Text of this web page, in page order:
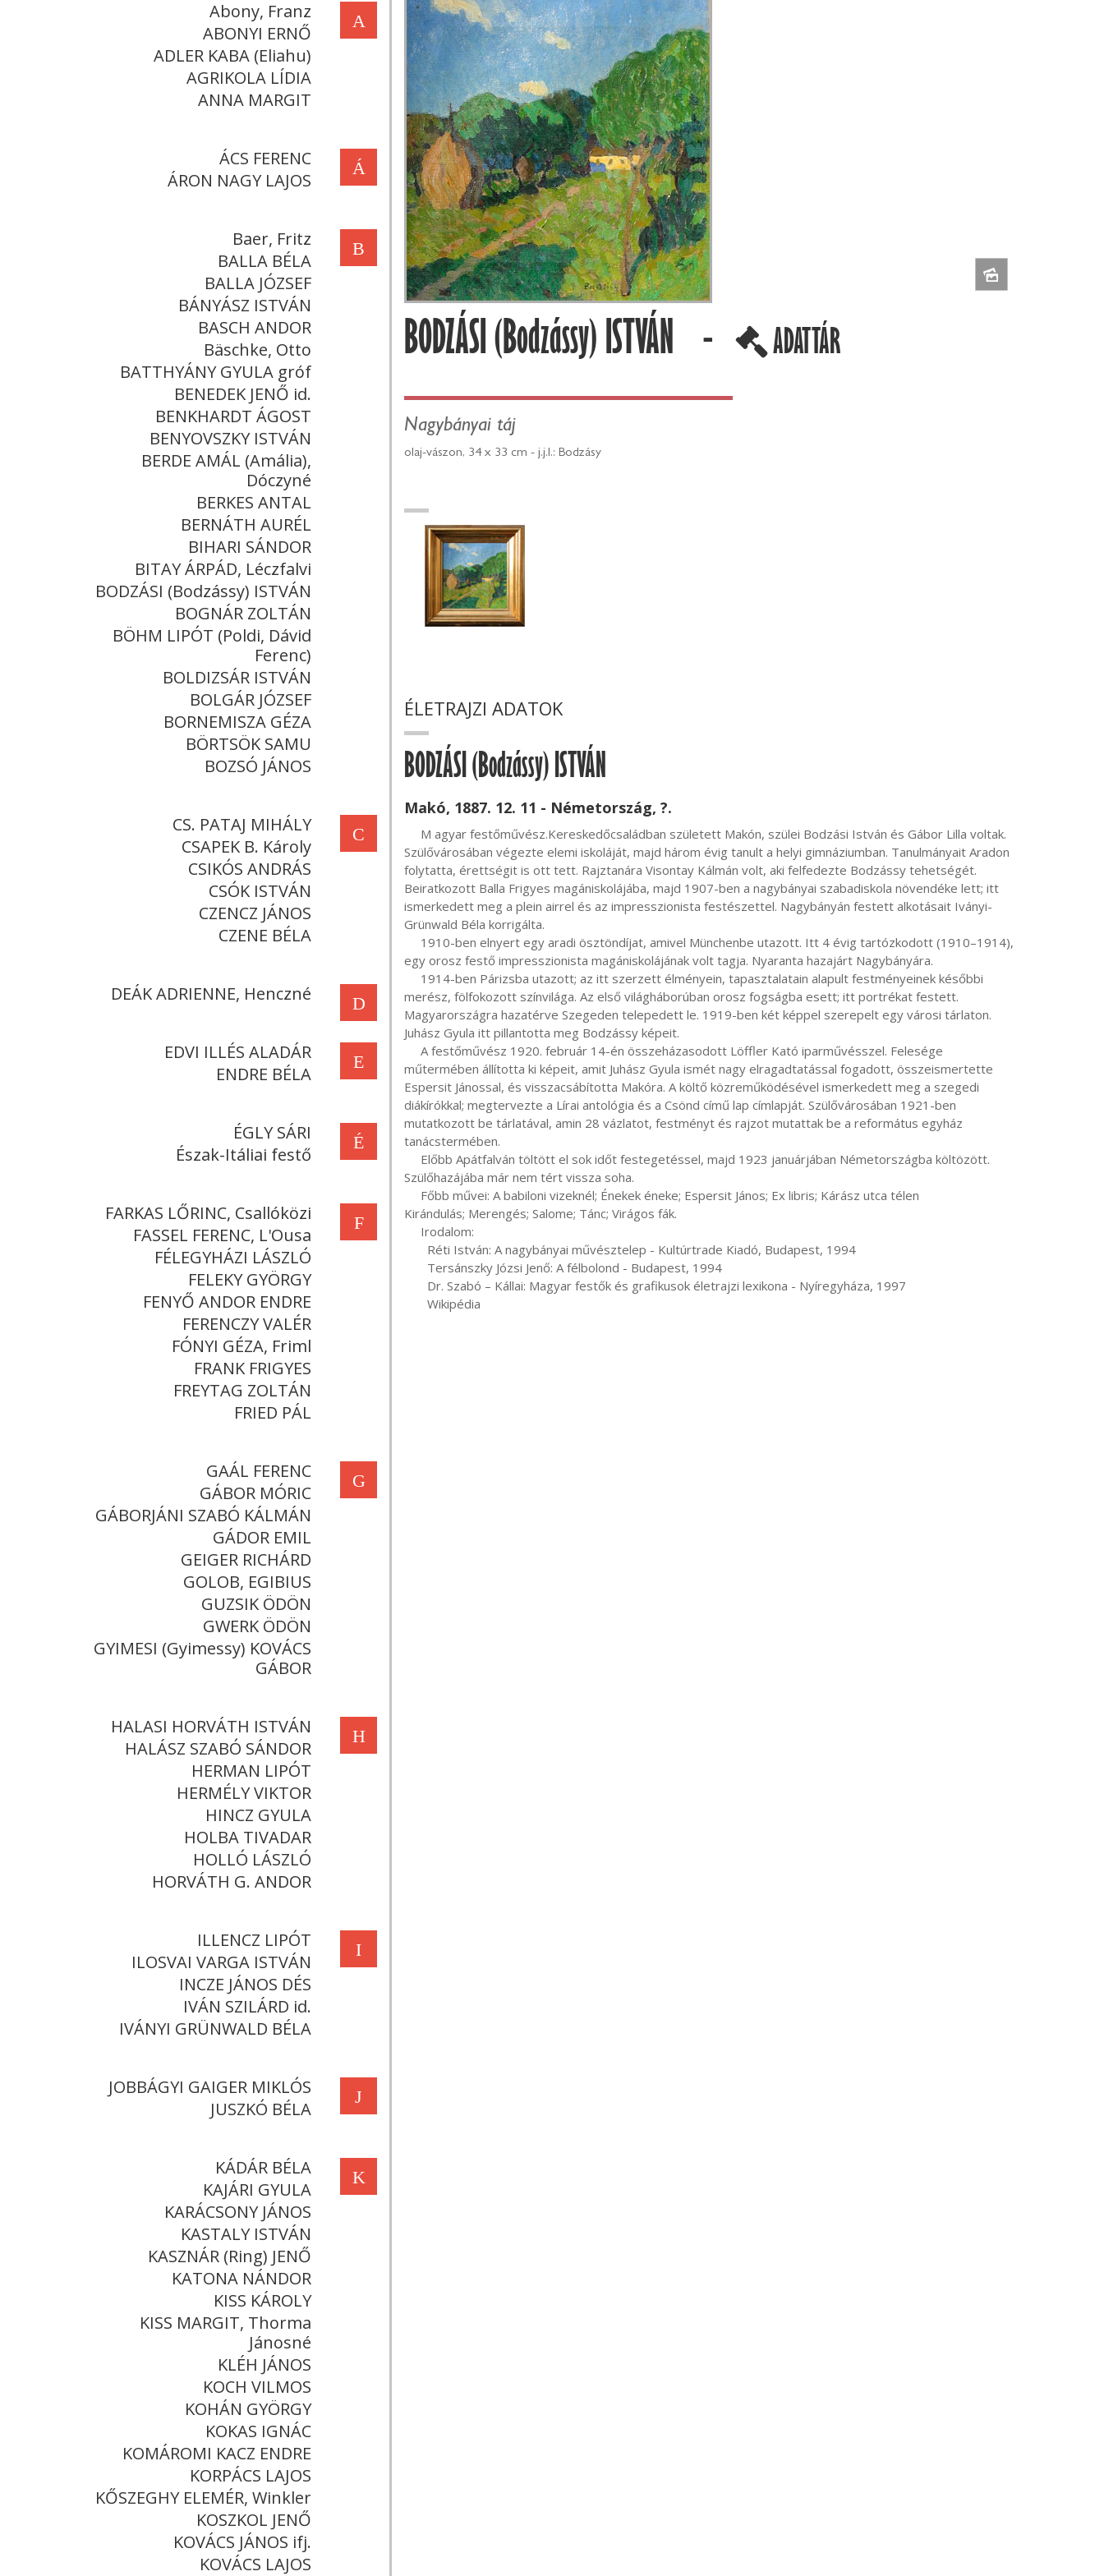
A
Abony, Franz
ABONYI ERNŐ
ADLER KABA (Eliahu)
AGRIKOLA LÍDIA
ANNA MARGIT
Á
ÁCS FERENC
ÁRON NAGY LAJOS
B
Baer, Fritz
BALLA BÉLA
BALLA JÓZSEF
BÁNYÁSZ ISTVÁN
BASCH ANDOR
Bäschke, Otto
BATTHYÁNY GYULA gróf
BENEDEK JENŐ id.
BENKHARDT ÁGOST
BENYOVSZKY ISTVÁN
BERDE AMÁL (Amália),
Dóczyné
BERKES ANTAL
BERNÁTH AURÉL
BIHARI SÁNDOR
BITAY ÁRPÁD, Léczfalvi
BODZÁSI (Bodzássy) ISTVÁN
BOGNÁR ZOLTÁN
BÖHM LIPÓT (Poldi, Dávid
Ferenc)
BOLDIZSÁR ISTVÁN
BOLGÁR JÓZSEF
BORNEMISZA GÉZA
BÖRTSÖK SAMU
BOZSÓ JÁNOS
C
CS. PATAJ MIHÁLY
CSAPEK B. Károly
CSIKÓS ANDRÁS
CSÓK ISTVÁN
CZENCZ JÁNOS
CZENE BÉLA
D
DEÁK ADRIENNE, Henczné
E
EDVI ILLÉS ALADÁR
ENDRE BÉLA
É
ÉGLY SÁRI
Észak-Itáliai festő
F
FARKAS LŐRINC, Csallóközi
FASSEL FERENC, L'Ousa
FÉLEGYHÁZI LÁSZLÓ
FELEKY GYÖRGY
FENYŐ ANDOR ENDRE
FERENCZY VALÉR
FÓNYI GÉZA, Friml
FRANK FRIGYES
FREYTAG ZOLTÁN
FRIED PÁL
G
GAÁL FERENC
GÁBOR MÓRIC
GÁBORJÁNI SZABÓ KÁLMÁN
GÁDOR EMIL
GEIGER RICHÁRD
GOLOB, EGIBIUS
GUZSIK ÖDÖN
GWERK ÖDÖN
GYIMESI (Gyimessy) KOVÁCS
GÁBOR
H
HALASI HORVÁTH ISTVÁN
HALÁSZ SZABÓ SÁNDOR
HERMAN LIPÓT
HERMÉLY VIKTOR
HINCZ GYULA
HOLBA TIVADAR
HOLLÓ LÁSZLÓ
HORVÁTH G. ANDOR
I
ILLENCZ LIPÓT
ILOSVAI VARGA ISTVÁN
INCZE JÁNOS DÉS
IVÁN SZILÁRD id.
IVÁNYI GRÜNWALD BÉLA
J
JOBBÁGYI GAIGER MIKLÓS
JUSZKÓ BÉLA
K
KÁDÁR BÉLA
KAJÁRI GYULA
KARÁCSONY JÁNOS
KASTALY ISTVÁN
KASZNÁR (Ring) JENŐ
KATONA NÁNDOR
KISS KÁROLY
KISS MARGIT, Thorma
Jánosné
KLÉH JÁNOS
KOCH VILMOS
KOHÁN GYÖRGY
KOKAS IGNÁC
KOMÁROMI KACZ ENDRE
KORPÁCS LAJOS
KŐSZEGHY ELEMÉR, Winkler
KOSZKOL JENŐ
KOVÁCS JÁNOS ifj.
KOVÁCS LAJOS
BODZÁSI (Bodzássy) ISTVÁN - ADATTÁR
Nagybányai táj
olaj-vászon, 34 x 33 cm - j.j.l.: Bodzásy
ÉLETRAJZI ADATOK
BODZÁSI (Bodzássy) ISTVÁN
Makó, 1887. 12. 11 - Németország, ?.
Szülővárosában végezte elemi iskoláját, majd három évig tanult a helyi gimnáziumban. Tanulmányait Aradon
folytatta, érettségit is ott tett. Rajztanára Visontay Kálmán volt, aki felfedezte Bodzássy tehetségét.
Beiratkozott Balla Frigyes magániskolájába, majd 1907-ben a nagybányai szabadiskola növendéke lett; itt
ismerkedett meg a plein airrel és az impresszionista festészettel. Nagybányán festett alkotásait Iványi-
Grünwald Béla korrigálta.
egy orosz festő impresszionista magániskolájának volt tagja. Nyaranta hazajárt Nagybányára.
merész, fölfokozott színvilága. Az első világháborúban orosz fogságba esett; itt portrékat festett.
Magyarországra hazatérve Szegeden telepedett le. 1919-ben két képpel szerepelt egy városi tárlaton.
Juhász Gyula itt pillantotta meg Bodzássy képeit.
műtermében állította ki képeit, amit Juhász Gyula ismét nagy elragadtatással fogadott, összeismertette
Espersit Jánossal, és visszacsábította Makóra. A költő közreműködésével ismerkedett meg a szegedi
diákírókkal; megtervezte a Lírai antológia és a Csönd című lap címlapját. Szülővárosában 1921-ben
mutatkozott be tárlatával, amin 28 vázlatot, festményt és rajzot mutattak be a református egyház
tanácstermében.
Szülőhazájába már nem tért vissza soha.
Kirándulás; Merengés; Salome; Tánc; Virágos fák.
       Wikipédia